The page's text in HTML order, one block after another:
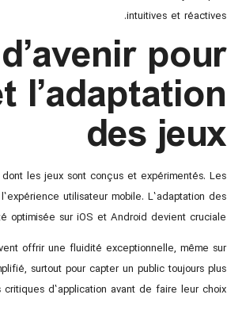
intuitives et réactives.
pour
l’adaptation
des jeux
les jeux sont conçus et expérimentés. Les
utilisateur mobile. L’adaptation des
optimisée sur iOS et Android devient cruciale.
offrir une fluidité exceptionnelle, même sur
surtout pour capter un public toujours plus
d’application avant de faire leur choix.